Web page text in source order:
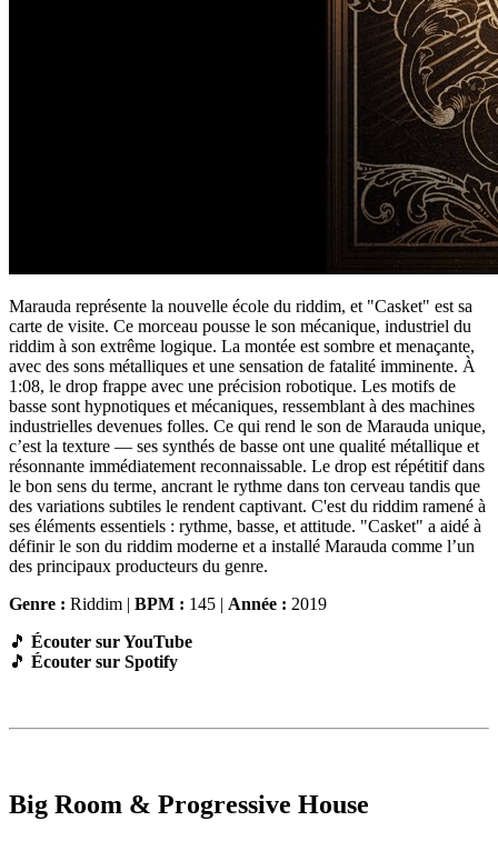
Marauda représente la nouvelle école du riddim, et "Casket" est sa
carte de visite. Ce morceau pousse le son mécanique, industriel du
riddim à son extrême logique. La montée est sombre et menaçante,
avec des sons métalliques et une sensation de fatalité imminente. À
1:08, le drop frappe avec une précision robotique. Les motifs de
basse sont hypnotiques et mécaniques, ressemblant à des machines
industrielles devenues folles. Ce qui rend le son de Marauda unique,
c’est la texture — ses synthés de basse ont une qualité métallique et
résonnante immédiatement reconnaissable. Le drop est répétitif dans
le bon sens du terme, ancrant le rythme dans ton cerveau tandis que
des variations subtiles le rendent captivant. C'est du riddim ramené à
ses éléments essentiels : rythme, basse, et attitude. "Casket" a aidé à
définir le son du riddim moderne et a installé Marauda comme l’un
des principaux producteurs du genre.
Genre : Riddim | BPM : 145 | Année : 2019
🎵 Écouter sur YouTube
🎵 Écouter sur Spotify
Big Room & Progressive House